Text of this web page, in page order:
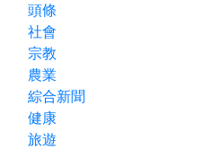
頭條
社會
宗教
農業
綜合新聞
健康
旅遊